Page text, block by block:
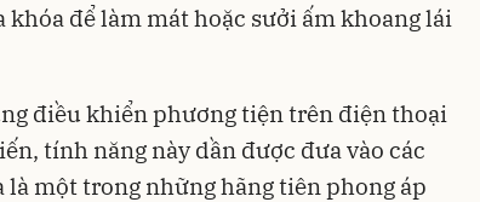
để làm mát hoặc sưởi ấm khoang lái
điều khiển phương tiện trên điện thoại
tính năng này dần được đưa vào các
là một trong những hãng tiên phong áp